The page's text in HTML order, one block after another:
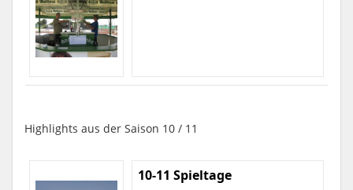
Highlights aus der Saison 10 / 11
10-11 Spieltage